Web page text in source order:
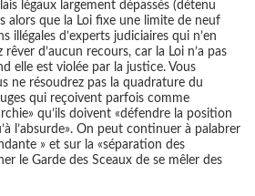
légaux largement dépassés (détenu
alors que la Loi fixe une limite de neuf
illégales d’experts judiciaires qui n’en
d’aucun recours, car la Loi n’a pas
elle est violée par la justice. Vous
ne résoudrez pas la quadrature du
qui reçoivent parfois comme
qu’ils doivent «défendre la position
l’absurde». On peut continuer à palabrer
» et sur la «séparation des
le Garde des Sceaux de se mêler des